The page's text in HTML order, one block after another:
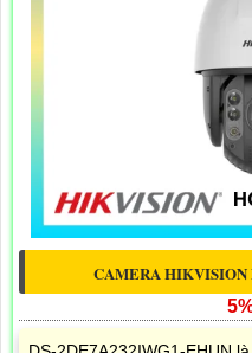
CAMERA HIKVISION